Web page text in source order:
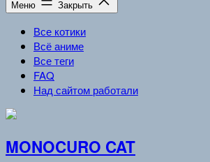
Меню Закрыть
Все котики
Всё аниме
Все теги
FAQ
Над сайтом работали
MONOCURO CAT